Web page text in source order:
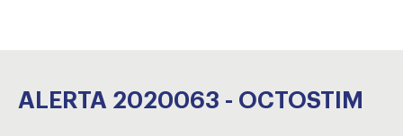
ALERTA 2020063 - OCTOSTIM